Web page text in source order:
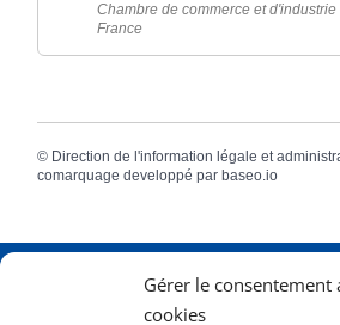
Gérer le consentement
cookies
Chambre de commerce et
France
© Direction de l'information légale et
comarquage developpé par baseo.io
2 Rue Dame Pernette